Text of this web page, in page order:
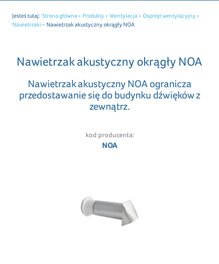
Jesteś tutaj: Strona główna Produkty Wentylacja
Osprzęt wentylacyjny
Nawietrzaki
Nawietrzak akustyczny okrągły NOA
Nawietrzak akustyczny okrągły NOA
Nawietrzak akustyczny NOA ogranicza
przedostawanie się do budynku dźwięków z
zewnątrz.
kod producenta:
NOA